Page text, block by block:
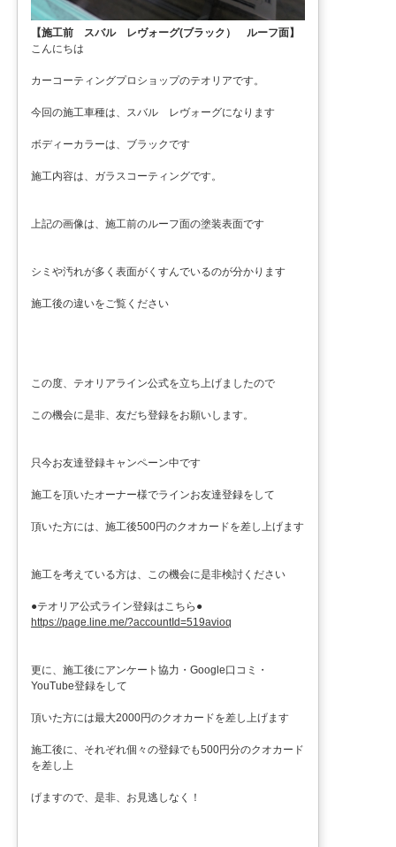
【施工前 スバル レヴォーグ(ブラック） ルーフ面】
こんにちは
カーコーティングプロショップのテオリアです。
今回の施工車種は、スバル レヴォーグになります
ボディーカラーは、ブラックです
施工内容は、ガラスコーティングです。
上記の画像は、施工前のルーフ面の塗装表面です
シミや汚れが多く表面がくすんでいるのが分かります
施工後の違いをご覧ください
この度、テオリアライン公式を立ち上げましたので
この機会に是非、友だち登録をお願いします。
只今お友達登録キャンペーン中です
施工を頂いたオーナー様でラインお友達登録をして
頂いた方には、施工後500円のクオカードを差し上げます
施工を考えている方は、この機会に是非検討ください
●テオリア公式ライン登録はこちら●
https://page.line.me/?accountId=519avioq
更に、施工後にアンケート協力・Google口コミ・
YouTube登録をして
頂いた方には最大2000円のクオカードを差し上げます
施工後に、それぞれ個々の登録でも500円分のクオカード
を差し上
げますので、是非、お見逃しなく！